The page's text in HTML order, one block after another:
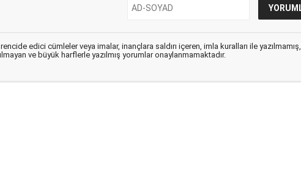
edici cümleler veya imalar, inançlara saldırı içeren, imla kuralları ile yazılmamış,
ve büyük harflerle yazılmış yorumlar onaylanmamaktadır.